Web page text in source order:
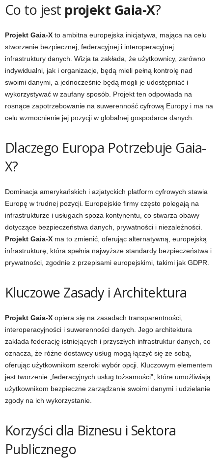
Co to jest projekt Gaia-X?
Projekt Gaia-X to ambitna europejska inicjatywa, mająca na celu
stworzenie bezpiecznej, federacyjnej i interoperacyjnej
infrastruktury danych. Wizja ta zakłada, że użytkownicy, zarówno
indywidualni, jak i organizacje, będą mieli pełną kontrolę nad
swoimi danymi, a jednocześnie będą mogli je udostępniać i
wykorzystywać w zaufany sposób. Projekt ten odpowiada na
rosnące zapotrzebowanie na suwerenność cyfrową Europy i ma na
celu wzmocnienie jej pozycji w globalnej gospodarce danych.
Dlaczego Europa Potrzebuje Gaia-
X?
Dominacja amerykańskich i azjatyckich platform cyfrowych stawia
Europę w trudnej pozycji. Europejskie firmy często polegają na
infrastrukturze i usługach spoza kontynentu, co stwarza obawy
dotyczące bezpieczeństwa danych, prywatności i niezależności.
Projekt Gaia-X ma to zmienić, oferując alternatywną, europejską
infrastrukturę, która spełnia najwyższe standardy bezpieczeństwa i
prywatności, zgodnie z przepisami europejskimi, takimi jak GDPR.
Kluczowe Zasady i Architektura
Projekt Gaia-X opiera się na zasadach transparentności,
interoperacyjności i suwerenności danych. Jego architektura
zakłada federację istniejących i przyszłych infrastruktur danych, co
oznacza, że różne dostawcy usług mogą łączyć się ze sobą,
oferując użytkownikom szeroki wybór opcji. Kluczowym elementem
jest tworzenie „federacyjnych usług tożsamości”, które umożliwiają
użytkownikom bezpieczne zarządzanie swoimi danymi i udzielanie
zgody na ich wykorzystanie.
Korzyści dla Biznesu i Sektora
Publicznego